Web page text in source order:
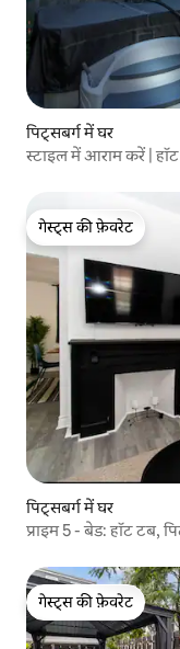
पिट्सबर्ग में घर
स्टाइल में आराम करें |
गेस्ट्स की फ़ेवरेट
गेस्ट्स की फ़ेवरेट
पिट्सबर्ग में घर
प्राइम 5 - बेड: हॉट टब,
गेस्ट्स की फ़ेवरेट
गेस्ट्स की फ़ेवरेट